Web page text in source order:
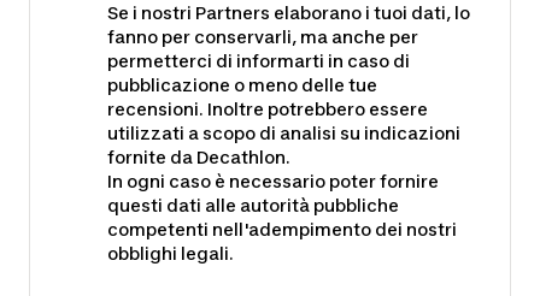
Se i nostri Partners elaborano i tuoi dati, lo
fanno per conservarli, ma anche per
permetterci di informarti in caso di
pubblicazione o meno delle tue
recensioni. Inoltre potrebbero essere
utilizzati a scopo di analisi su indicazioni
fornite da Decathlon.
In ogni caso è necessario poter fornire
questi dati alle autorità pubbliche
competenti nell'adempimento dei nostri
obblighi legali.